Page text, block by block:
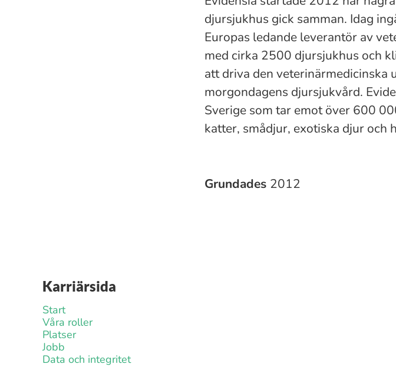
djursjukhus gick samman. Idag
Europas ledande leverantör av
med cirka 2500 djursjukhus och
att driva den veterinärmedicinska
morgondagens djursjukvård.
Sverige som tar emot över 600
katter, smådjur, exotiska djur och
Grundades 2012
Karriärsida
Start
Våra roller
Platser
Jobb
Data och integritet